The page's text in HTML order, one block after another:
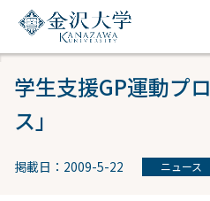
学生支援GP運動プ
ス」
掲載日：2009-5-22 ニュース